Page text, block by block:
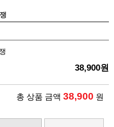
38,900원
총 상품 금액 38,900 원